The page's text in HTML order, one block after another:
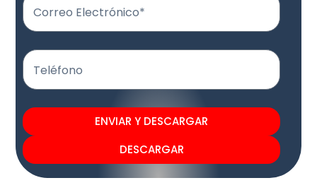
Correo Electrónico*
Teléfono
ENVIAR Y DESCARGAR
DESCARGAR